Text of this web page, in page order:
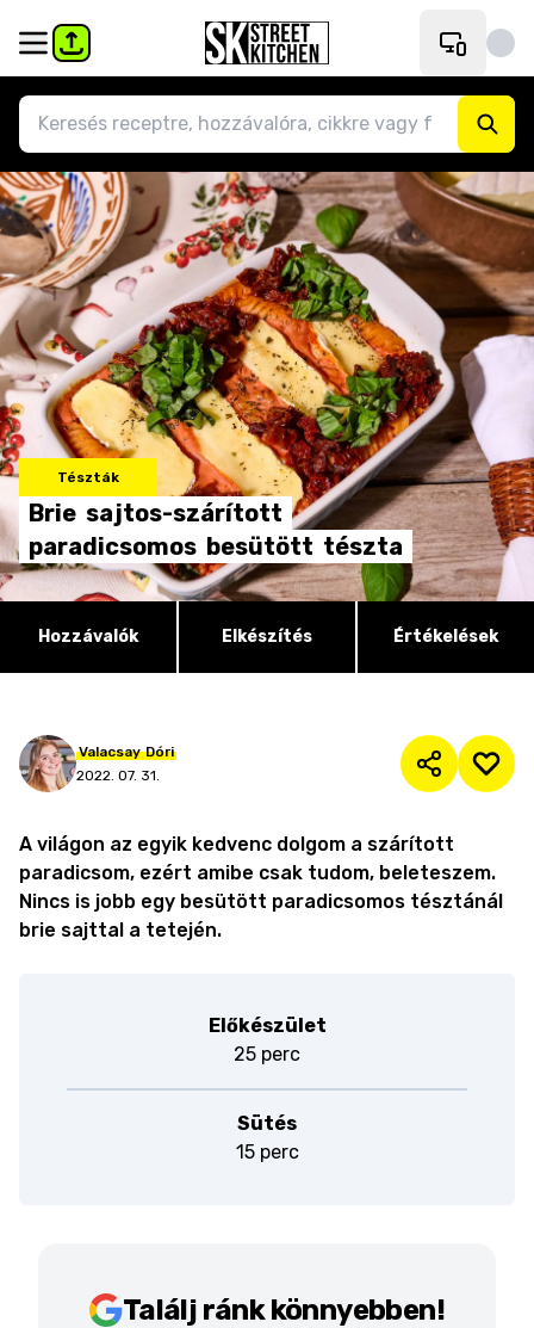
Tészták
Brie sajtos-szárított
paradicsomos besütött tészta
Hozzávalók Elkészítés Értékelések
Valacsay Dóri
2022. 07. 31.
A világon az egyik kedvenc dolgom a szárított
paradicsom, ezért amibe csak tudom, beleteszem.
Nincs is jobb egy besütött paradicsomos tésztánál
brie sajttal a tetején.
Előkészület
25 perc
Sütés
15 perc
Találj ránk könnyebben!